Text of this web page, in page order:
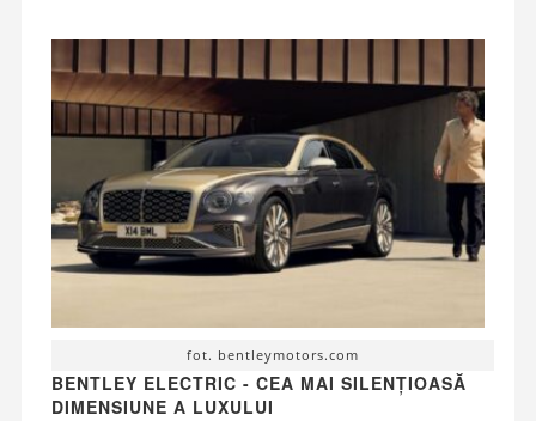
fot. bentleymotors.com
BENTLEY ELECTRIC - CEA MAI SILENȚIOASĂ
DIMENSIUNE A LUXULUI